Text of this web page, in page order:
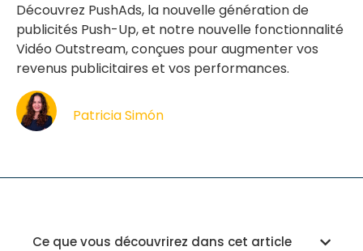
Découvrez PushAds, la nouvelle génération de
publicités Push-Up, et notre nouvelle fonctionnalité
Vidéo Outstream, conçues pour augmenter vos
revenus publicitaires et vos performances.
Patricia Simón
Ce que vous découvrirez dans cet article